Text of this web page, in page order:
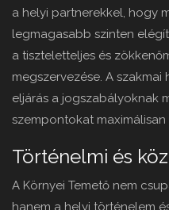
a helyi partnerekkel, hogy
legmagasabb szinten
a tiszteletteljes és
megszervezése. A
eljárás a jogszabályoknak
szempontokat
Történelmi és
A Környei Temető nem
hanem a helyi történelem